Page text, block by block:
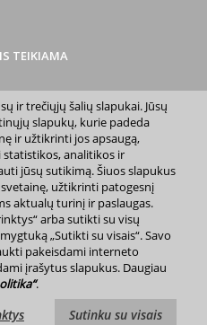
TEIKIAMA
Kopijuoti ir platinti
be autorių sutikimo draudžiama.
ir trečiųjų šalių slapukai. Jūsų
slapukų, kurie padeda
ir užtikrinti jos apsaugą,
analitikos ir
jūsų sutikimą. Šiuos slapukus
užtikrinti patogesnį
aktualų turinį ir paslaugas.
arba sutikti su visų
„Sutikti su visais“. Savo
pakeisdami interneto
įrašytus slapukus. Daugiau
.
Sutinku su visais